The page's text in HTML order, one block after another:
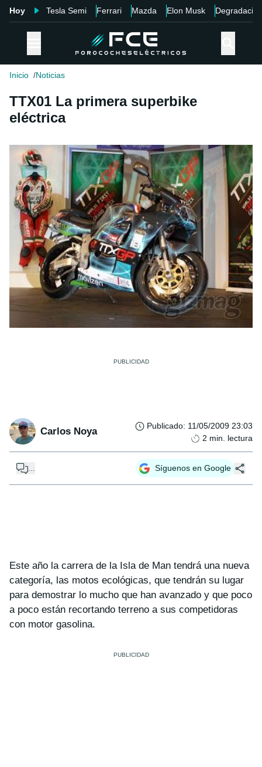
Hoy Tesla Semi Ferrari Mazda Elon Musk Degradación
Inicio Noticias
TTX01 La primera superbike
eléctrica
Carlos Noya Publicado: 11/05/2009 23:03
2 min. lectura
... Síguenos en Google
Este año la carrera de la Isla de Man tendrá una nueva
categoría, las motos ecológicas, que tendrán su lugar
para demostrar lo mucho que han avanzado y que poco
a poco están recortando terreno a sus competidoras
con motor gasolina.